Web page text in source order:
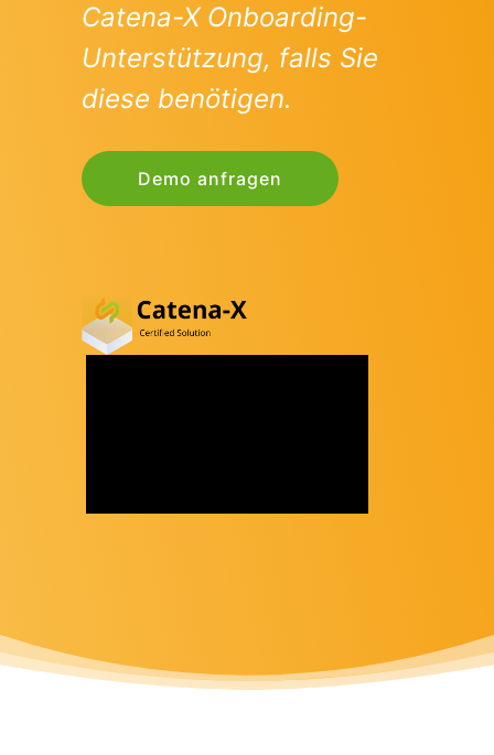
Catena-X Onboarding-
Unterstützung, falls Sie
diese benötigen.
Demo anfragen